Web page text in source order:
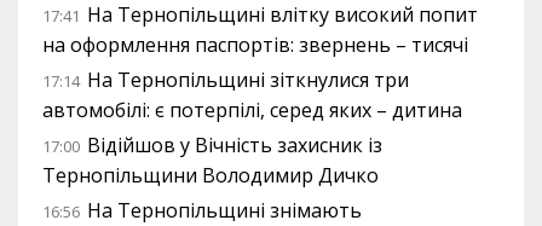
17:41 На Тернопільщині влітку високий попит
на оформлення паспортів: звернень – тисячі
17:14 На Тернопільщині зіткнулися три
автомобілі: є потерпілі, серед яких – дитина
17:00 Відійшов у Вічність захисник із
Тернопільщини Володимир Дичко
16:56 На Тернопільщині знімають